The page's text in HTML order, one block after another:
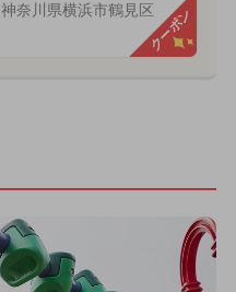
神奈川県横浜市鶴見区クーポン